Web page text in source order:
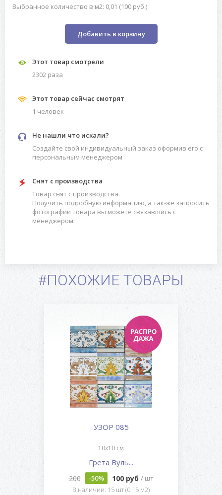
Выбранное количество в м2: 0,01 (100 руб.)
Добавить в корзину
Этот товар смотрели
2302 разa
Этот товар сейчас смотрят
1 человек
Не нашли что искали?
Создайте свой индивидуальный заказ оформив его с
персональным менеджером
Снят с производства
Товар снят с производства.
Получить подробную информацию, а так-же запросить
фотографии товара вы можете связавшись с
менеджером
#ПОХОЖИЕ ТОВАРЫ
УЗОР 085
10x10 см
Грета Вуль...
200 -50% 100 руб / шт
В наличии: 15 шт (0.15 м2)